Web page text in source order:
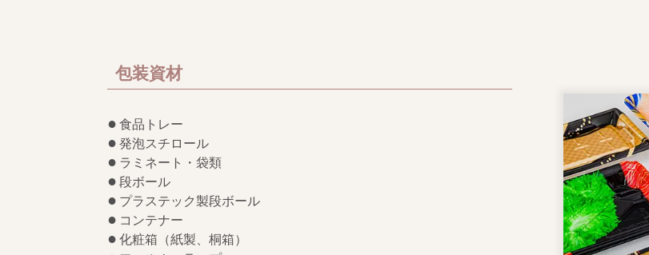
包装資材
食品トレー
発泡スチロール
ラミネート・袋類
段ボール
プラステック製段ボール
コンテナー
化粧箱（紙製、桐箱）